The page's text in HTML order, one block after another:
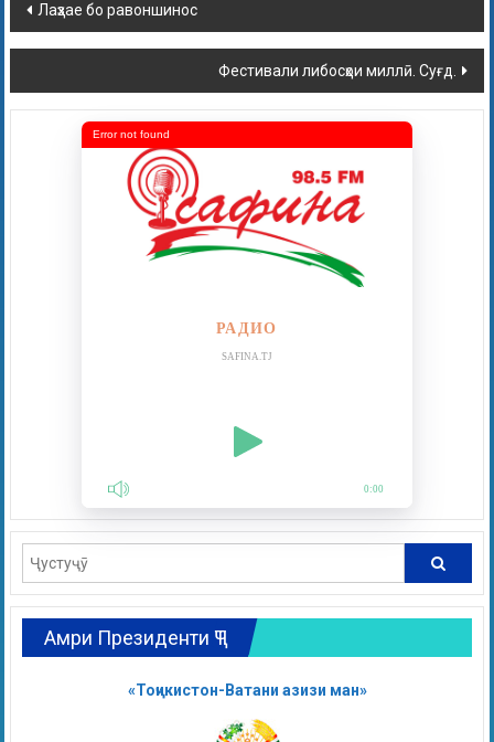
Лаҳзае бо равоншинос
Фестивали либосҳои миллӣ. Суғд.
РАДИО
SAFINA.TJ
0:00
Error not found
Амри Президенти ҶТ
«Тоҷикистон-Ватани азизи ман»